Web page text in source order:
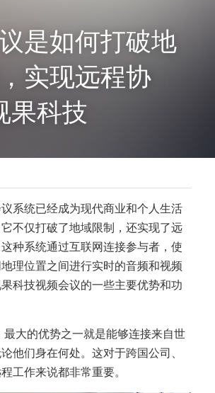
型多点会议引擎 M800S-M
服务器 （VW-200）
控平板（SMC-100）
体式终端 (M700)
式终端（M30）
式终端（M800）
体式终端（M800C）
议摄像头
克风
答
31078434
是如何打破地
实现远程协
果科技
系统已经成为现代商业和个人生活
不仅打破了地域限制，还实现了远
种系统通过互联网连接参与者，使
理位置之间进行实时的音频和视频
科技视频会议的一些主要优势和功
最大的优势之一就是能够连接来自世
他们身在何处。这对于跨国公司、
工作来说都非常重要。